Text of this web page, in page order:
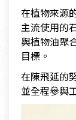
在植物來源
主流使用的
與植物油聚
目標。
在陳飛延的
並全程參與